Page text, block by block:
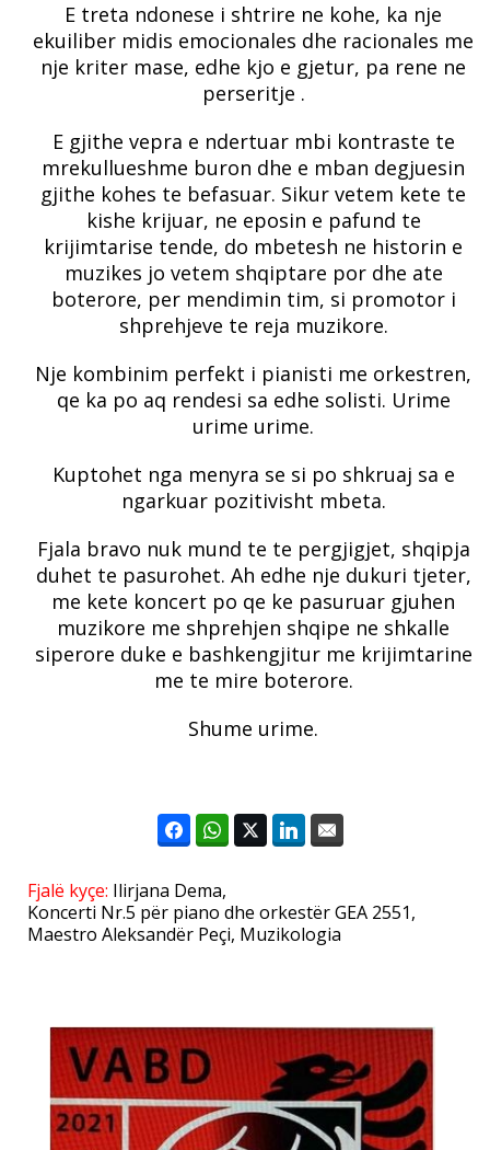
E treta ndonese i shtrire ne kohe, ka nje
ekuiliber midis emocionales dhe racionales me
nje kriter mase, edhe kjo e gjetur, pa rene ne
perseritje .
E gjithe vepra e ndertuar mbi kontraste te
mrekullueshme buron dhe e mban degjuesin
gjithe kohes te befasuar. Sikur vetem kete te
kishe krijuar, ne eposin e pafund te
krijimtarise tende, do mbetesh ne historin e
muzikes jo vetem shqiptare por dhe ate
boterore, per mendimin tim, si promotor i
shprehjeve te reja muzikore.
Nje kombinim perfekt i pianisti me orkestren,
qe ka po aq rendesi sa edhe solisti. Urime
urime urime.
Kuptohet nga menyra se si po shkruaj sa e
ngarkuar pozitivisht mbeta.
Fjala bravo nuk mund te te pergjigjet, shqipja
duhet te pasurohet. Ah edhe nje dukuri tjeter,
me kete koncert po qe ke pasuruar gjuhen
muzikore me shprehjen shqipe ne shkalle
siperore duke e bashkengjitur me krijimtarine
me te mire boterore.
Shume urime.
Fjalë kyçe: Ilirjana Dema,
Koncerti Nr.5 për piano dhe orkestër GEA 2551,
Maestro Aleksandër Peçi, Muzikologia